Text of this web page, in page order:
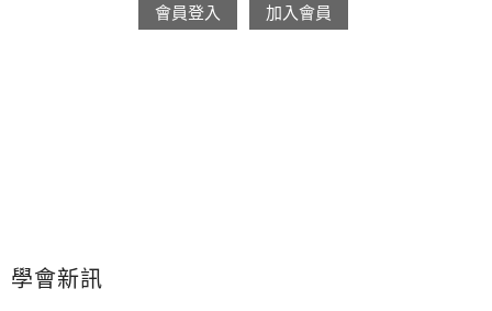
會員登入 加入會員
學會新訊